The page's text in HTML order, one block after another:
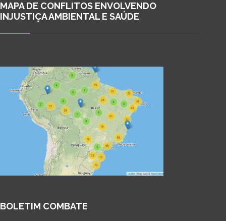
MAPA DE CONFLITOS ENVOLVENDO
INJUSTIÇA AMBIENTAL E SAÚDE
BOLETIM COMBATE